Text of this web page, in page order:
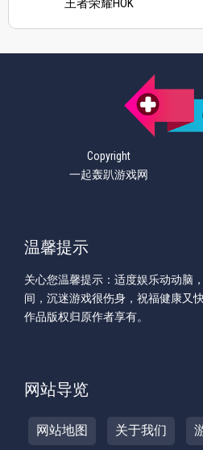
王者荣耀HOK
Copyright
一起轰趴游戏网
温馨提示
关心您温馨提示：适度娱乐动动脑
间，沉迷游戏很伤身，祝福健康又
作品版权归原作者享有。
网站导览
网站地图 关于我们